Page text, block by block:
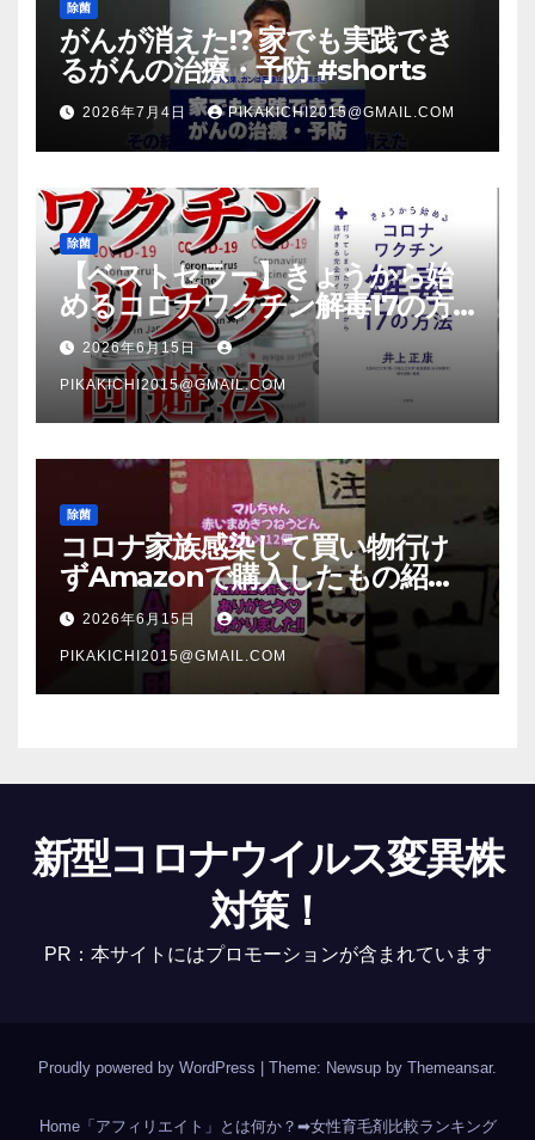
除菌
がんが消えた!? 家でも実践でき
るがんの治療・予防 #shorts
2026年7月4日 PIKAKICHI2015@GMAIL.COM
除菌
【ベストセラー】きょうから始
めるコロナワクチン解毒17の方
法【本要約】
2026年6月15日
PIKAKICHI2015@GMAIL.COM
除菌
コロナ家族感染して買い物行け
ずAmazonで購入したもの紹
介 #Shorts
2026年6月15日
PIKAKICHI2015@GMAIL.COM
新型コロナウイルス変異株
対策！
PR：本サイトにはプロモーションが含まれています
Proudly powered by WordPress Theme: Newsup by Themeansar.
Home「アフィリエイト」とは何か？ ➡女性育毛剤比較ランキング